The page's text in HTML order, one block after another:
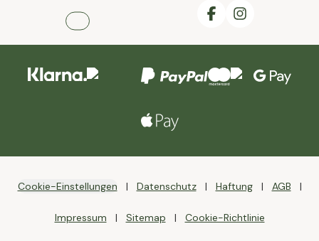
Cookie-Einstellungen Datenschutz Haftung AGB
Impressum Sitemap Cookie-Richtlinie